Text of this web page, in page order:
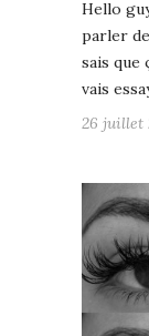
Hello
parler
sais que
vais
26 juillet